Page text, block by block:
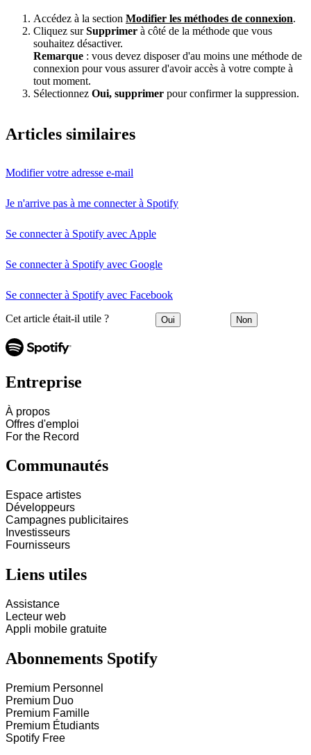
Accédez à la section Modifier les méthodes de connexion.
Cliquez surSupprimer à côté de la méthode que vous
souhaitez désactiver.
Remarque : vous devez disposer d'au moins une méthode de
connexion pour vous assurer d'avoir accès à votre compte à
tout moment.
Sélectionnez Oui, supprimer pour confirmer la suppression.
Articles similaires
Modifier votre adresse e-mail
Je n'arrive pas à me connecter à Spotify
Se connecter à Spotify avec Apple
Se connecter à Spotify avec Google
Se connecter à Spotify avec Facebook
Cet article était-il utile ? Oui Non
Entreprise
À propos
Offres d'emploi
For the Record
Communautés
Espace artistes
Développeurs
Campagnes publicitaires
Investisseurs
Fournisseurs
Liens utiles
Assistance
Lecteur web
Appli mobile gratuite
Abonnements Spotify
Premium Personnel
Premium Duo
Premium Famille
Premium Étudiants
Spotify Free